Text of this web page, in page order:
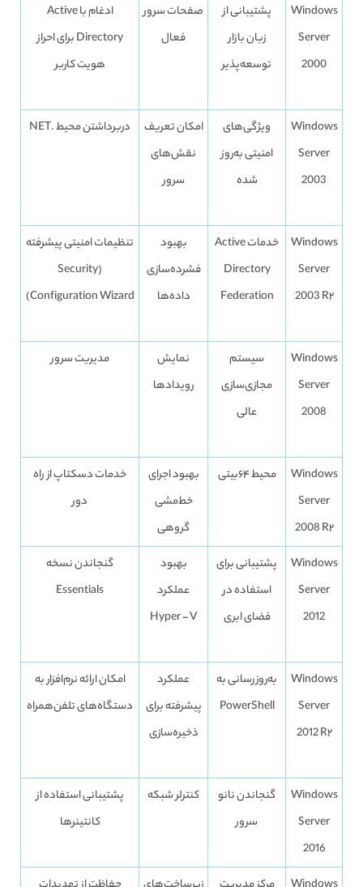
Windows
Server
2000
پشتیبانی از
زبان بازار
توسعه‌پذیر
صفحات سرور
فعال
ادغام با Active
Directory برای احراز
هویت کاربر
Windows
Server
2003
ویژگی‌های
امنیتی به‌روز
شده
امکان تعریف
نقش‌های
سرور
دربرداشتن محیط .NET
Windows
Server
2003 R۲
خدمات Active
Directory
Federation
بهبود
فشرده‌سازی
داده‌ها
تنظیمات امنیتی پیشرفته
(Security
Configuration Wizard)
Windows
Server
2008
سیستم
مجازی‌سازی
عالی
نمایش
رویدادها
مدیریت سرور
Windows
Server
2008 R۲
محیط ۶۴بیتی
بهبود اجرای
خط‌مشی
گروهی
خدمات دسکتاپ از راه
دور
Windows
Server
2012
پشتیبانی برای
استفاده در
فضای ابری
بهبود
عملکرد
Hyper – V
گنجاندن نسخه
Essentials
Windows
Server
2012 R۲
به‌روزرسانی به
PowerShell
عملکرد
پیشرفته برای
ذخیره‌سازی
امکان ارائه نرم‌افزار به
دستگاه‌های تلفن‌همراه
Windows
Server
2016
گنجاندن نانو
سرور
کنترلر شبکه
پشتیبانی استفاده از
کانتینرها